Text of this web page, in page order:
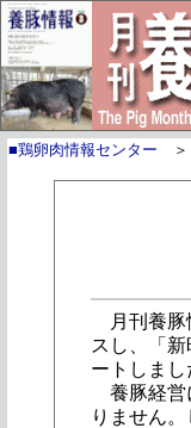
■鶏卵肉情報センター
月刊養豚
スし、「
ートしまし
養豚経営
りません